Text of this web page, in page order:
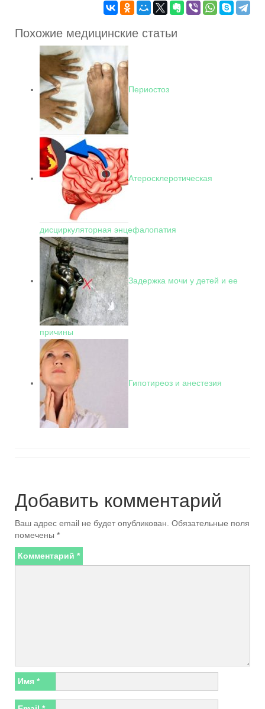
Похожие медицинские статьи
Периостоз
Атеросклеротическая
дисциркуляторная энцефалопатия
Задержка мочи у детей и ее
причины
Гипотиреоз и анестезия
Добавить комментарий
Ваш адрес email не будет опубликован. Обязательные поля
помечены *
Комментарий *
Имя *